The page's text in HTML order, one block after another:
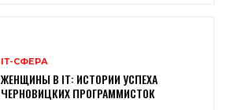
ІТ-СФЕРА
ЖЕНЩИНЫ В ІТ: ИСТОРИИ УСПЕХА
ЧЕРНОВИЦКИХ ПРОГРАММИСТОК